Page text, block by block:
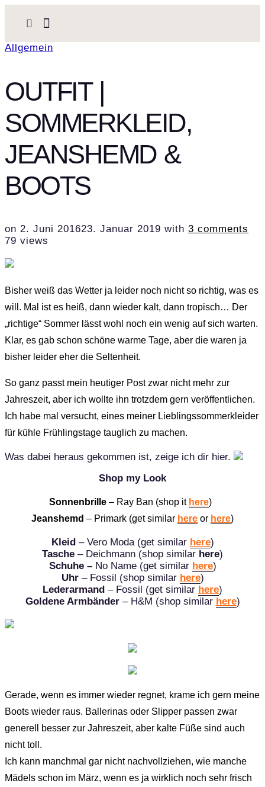
Allgemein
OUTFIT |
SOMMERKLEID,
JEANSHEMD &
BOOTS
on 2. Juni 201623. Januar 2019 with 3 comments
79 views
Bisher weiß das Wetter ja leider noch nicht so richtig, was es
will. Mal ist es heiß, dann wieder kalt, dann tropisch… Der
„richtige“ Sommer lässt wohl noch ein wenig auf sich warten.
Klar, es gab schon schöne warme Tage, aber die waren ja
bisher leider eher die Seltenheit.
So ganz passt mein heutiger Post zwar nicht mehr zur
Jahreszeit, aber ich wollte ihn trotzdem gern veröffentlichen.
Ich habe mal versucht, eines meiner Lieblingssommerkleider
für kühle Frühlingstage tauglich zu machen.
Was dabei heraus gekommen ist, zeige ich dir hier.
Shop my Look
Sonnenbrille– Ray Ban (shop it here)
Jeanshemd – Primark (get similar here or here)
Kleid – Vero Moda (get similar here)
Tasche – Deichmann (shop similar here)
Schuhe – No Name (get similar here)
Uhr– Fossil (shop similar here)
Lederarmand – Fossil (get similar here)
Goldene Armbänder– H&M (shop similar here)
Gerade, wenn es immer wieder regnet, krame ich gern meine
Boots wieder raus. Ballerinas oder Slipper passen zwar
generell besser zur Jahreszeit, aber kalte Füße sind auch
nicht toll.
Ich kann manchmal gar nicht nachvollziehen, wie manche
Mädels schon im März, wenn es ja wirklich noch sehr frisch